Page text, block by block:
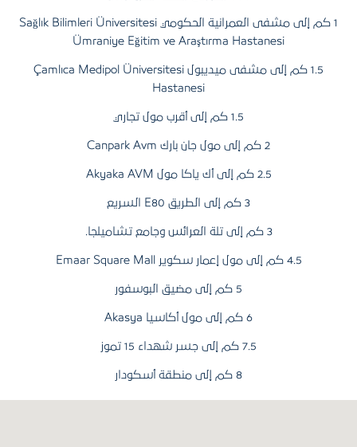
1 كم إلى مشفى العمرانية الحكومي Sağlık Bilimleri Üniversitesi
Ümraniye Eğitim ve Araştırma Hastanesi
1.5 كم إلى مشفى ميديبول Çamlıca Medipol Üniversitesi
Hastanesi
1.5 كم إلى أقرب مول تجاري
2 كم إلى مول جان بارك Canpark Avm
2.5 كم إلى أك ياكا مول Akyaka AVM
3 كم إلى الطريق E80 السريع
3 كم إلى تلة العرائس وجامع تشاميلجا.
4.5 كم إلى مول إعمار سكوير Emaar Square Mall
5 كم إلى مضيق البوسفور
6 كم إلى مول أكاسيا Akasya
7.5 كم إلى جسر شهداء 15 تموز
8 كم إلى منطقة أسكودار